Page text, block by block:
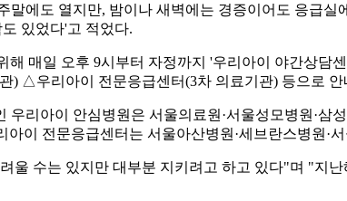
에도 열지만, 밤이나 새벽에는 경증이어도 응급
있었다'고 적었다.
매일 오후 9시부터 자정까지 '우리아이 야간상담
) △우리아이 전문응급센터(3차 의료기관) 등으로 안
리아이 안심병원은 서울의료원·서울성모병원·삼
이 전문응급센터는 서울아산병원·세브란스병원·
수는 있지만 대부분 지키려고 하고 있다"며 "지